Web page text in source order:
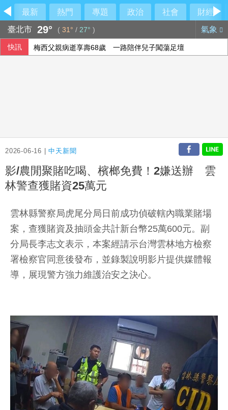
最新 熱門 專題 政治 社會
財經
臺北市 29° ( 31° / 27° ) 氣象
快訊 梅西父親病逝享壽68歲 一路陪伴兒子闖蕩足壇
2026-06-16 |中天新聞
影/農閒聚賭吃喝、檳榔免費！2嫌送辦 雲
林警查獲賭資25萬元
雲林縣警察局虎尾分局日前成功偵破轄內職業賭場
案，查獲賭資及抽頭金共計新台幣25萬600元。副
分局長李志文表示，本案經請示台灣雲林地方檢察
署檢察官同意後發布，並錄製說明影片提供媒體報
導，展現警方強力維護治安之決心。